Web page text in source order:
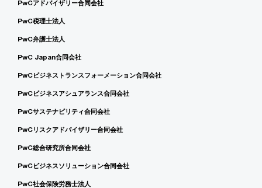
PwCアドバイザリー合同会社
PwC税理士法人
PwC弁護士法人
PwC Japan合同会社
PwCビジネストランスフォーメーション合同会社
PwCビジネスアシュアランス合同会社
PwCサステナビリティ合同会社
PwCリスクアドバイザリー合同会社
PwC総合研究所合同会社
PwCビジネスソリューション合同会社
PwC社会保険労務士法人